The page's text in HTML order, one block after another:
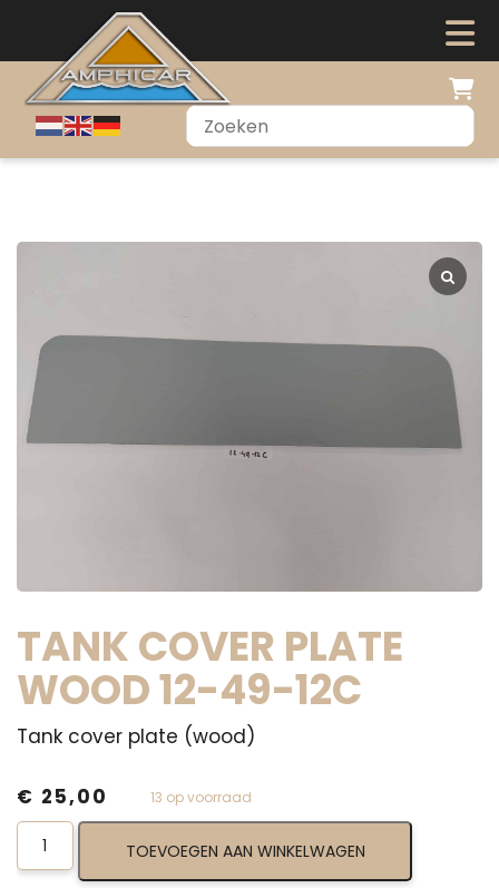
TANK COVER PLATE
WOOD 12-49-12C
Tank cover plate (wood)
13 op voorraad
€ 25,00
Tank
Cover
Plate
TOEVOEGEN AAN WINKELWAGEN